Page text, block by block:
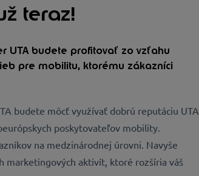
teraz!
UTA budete profitovať zo vzťahu
pre mobilitu, ktorému zákazníci
budete môcť využívať dobrú reputáciu UTA
poskytovateľov mobility.
na medzinárodnej úrovni. Navyše
marketingových aktivít, ktoré rozšíria váš